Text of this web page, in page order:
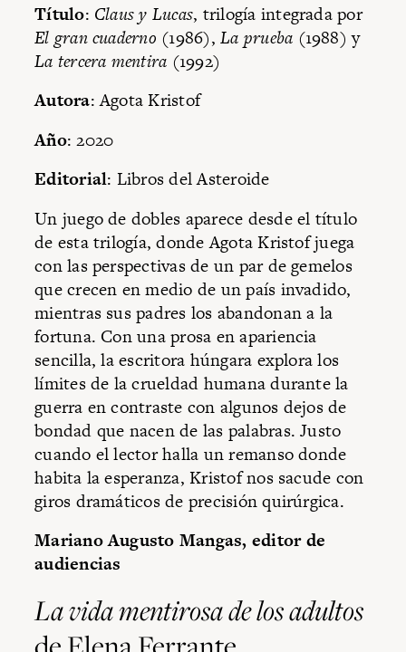
Título: Claus y Lucas, trilogía integrada por
El gran cuaderno (1986),La prueba (1988) y
La tercera mentira (1992)
Autora: Agota Kristof
Año: 2020
Editorial: Libros del Asteroide
Un juego de dobles aparece desde el título
de esta trilogía, donde Agota Kristof juega
con las perspectivas de un par de gemelos
que crecen en medio de un país invadido,
mientras sus padres los abandonan a la
fortuna. Con una prosa en apariencia
sencilla, la escritora húngara explora los
límites de la crueldad humana durante la
guerra en contraste con algunos dejos de
bondad que nacen de las palabras. Justo
cuando el lector halla un remanso donde
habita la esperanza, Kristof nos sacude con
giros dramáticos de precisión quirúrgica.
Mariano Augusto Mangas, editor de
audiencias
La vida mentirosa de los adultos